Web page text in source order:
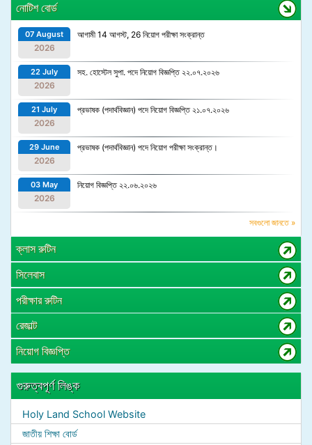
নোটিশ বোর্ড
07 August
2026
আগামী 14 আগস্ট, 26 নিয়োগ পরীক্ষা সংক্রান্ত
22 July
2026
সহ. হোস্টেল সুপা. পদে নিয়োগ বিজ্ঞপ্তি ২২.০৭.২০২৬
21 July
2026
প্রভাষক (পদার্থবিজ্ঞান) পদে নিয়োগ বিজ্ঞপ্তি ২১.০৭.২০২৬
29 June
2026
প্রভাষক (পদার্থবিজ্ঞান) পদে নিয়োগ পরীক্ষা সংক্রান্ত।
03 May
2026
নিয়োগ বিজ্ঞপ্তি ২২.০৬.২০২৬
সবগুলো জানতে »
ক্লাস রুটিন
সিলেবাস
পরীক্ষার রুটিন
রেজাল্ট
নিয়োগ বিজ্ঞপ্তি
গুরুত্বপূর্ণ লিঙ্ক
Holy Land School Website
জাতীয় শিক্ষা বোর্ড